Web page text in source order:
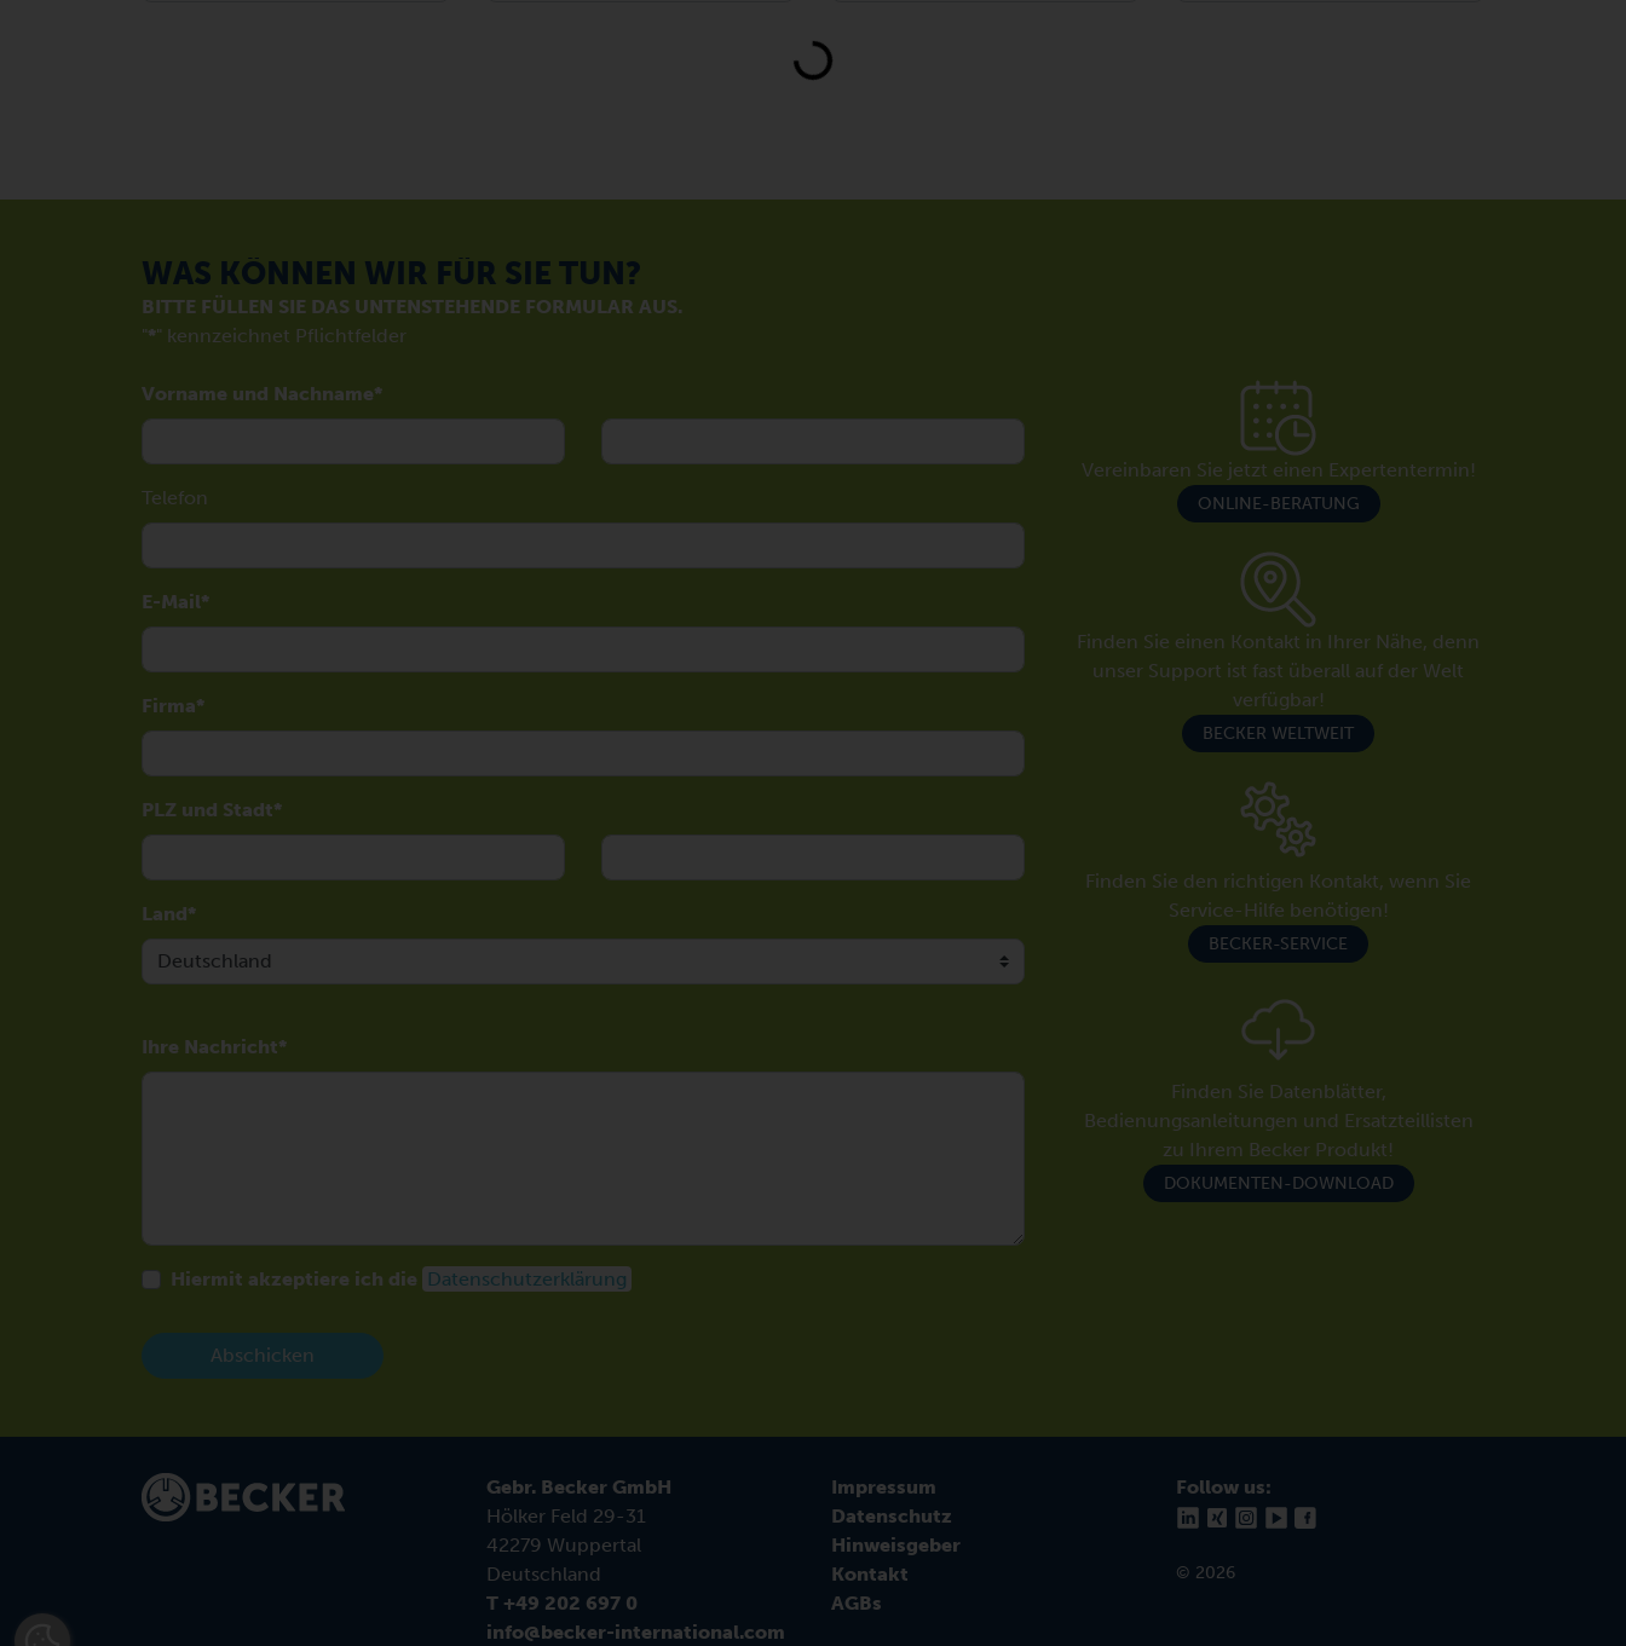
Loading...
WAS KÖNNEN WIR FÜR SIE TUN?
BITTE FÜLLEN SIE DAS UNTENSTEHENDE FORMULAR AUS.
"*" kennzeichnet Pflichtfelder
Vorname und Nachname
Telefon
E-Mail
Firma
PLZ und Stadt
Land
Ihre Nachricht
Hiermit akzeptiere ich die Datenschutzerklärung
Abschicken
Vereinbaren Sie jetzt einen Expertentermin!
ONLINE-BERATUNG
Finden Sie einen Kontakt in Ihrer Nähe, denn
unser Support ist fast überall auf der Welt
verfügbar!
BECKER WELTWEIT
Finden Sie den richtigen Kontakt, wenn Sie
Service-Hilfe benötigen!
BECKER-SERVICE
Finden Sie Datenblätter,
Bedienungsanleitungen und Ersatzteillisten
zu Ihrem Becker Produkt!
DOKUMENTEN-DOWNLOAD
Gebr. Becker GmbH
Hölker Feld 29-31
42279 Wuppertal
Deutschland
T +49 202 697 0
info@becker-international.com
Impressum
Datenschutz
Hinweisgeber
Kontakt
AGBs
Follow us:
© 2026